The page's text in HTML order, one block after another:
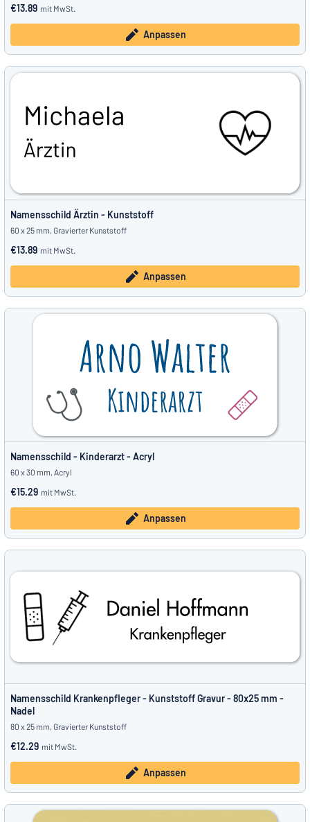
€13.89 mit MwSt.
Anpassen
Namensschild Ärztin - Kunststoff
60 x 25 mm, Gravierter Kunststoff
€13.89 mit MwSt.
Anpassen
Namensschild - Kinderarzt - Acryl
60 x 30 mm, Acryl
€15.29 mit MwSt.
Anpassen
Namensschild Krankenpfleger - Kunststoff Gravur - 80x25 mm -
Nadel
80 x 25 mm, Gravierter Kunststoff
€12.29 mit MwSt.
Anpassen